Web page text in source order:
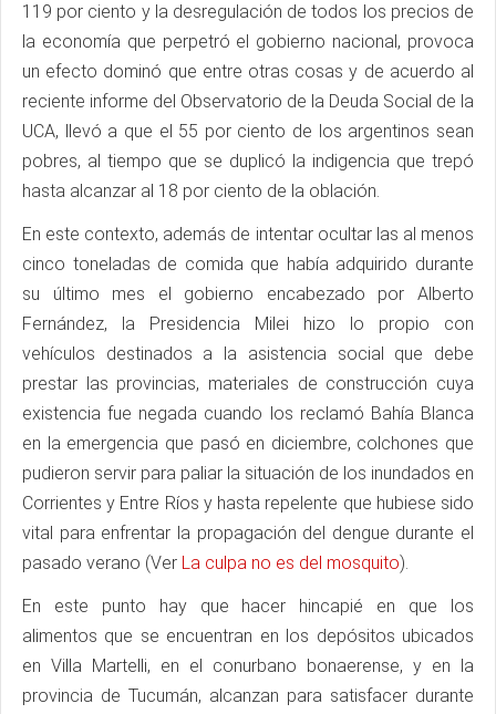
119 por ciento y la desregulación de todos los precios de
la economía que perpetró el gobierno nacional, provoca
un efecto dominó que entre otras cosas y de acuerdo al
reciente informe del Observatorio de la Deuda Social de la
UCA, llevó a que el 55 por ciento de los argentinos sean
pobres, al tiempo que se duplicó la indigencia que trepó
hasta alcanzar al 18 por ciento de la oblación.
En este contexto, además de intentar ocultar las al menos
cinco toneladas de comida que había adquirido durante
su último mes el gobierno encabezado por Alberto
Fernández, la Presidencia Milei hizo lo propio con
vehículos destinados a la asistencia social que debe
prestar las provincias, materiales de construcción cuya
existencia fue negada cuando los reclamó Bahía Blanca
en la emergencia que pasó en diciembre, colchones que
pudieron servir para paliar la situación de los inundados en
Corrientes y Entre Ríos y hasta repelente que hubiese sido
vital para enfrentar la propagación del dengue durante el
pasado verano (Ver La culpa no es del mosquito).
En este punto hay que hacer hincapié en que los
alimentos que se encuentran en los depósitos ubicados
en Villa Martelli, en el conurbano bonaerense, y en la
provincia de Tucumán, alcanzan para satisfacer durante